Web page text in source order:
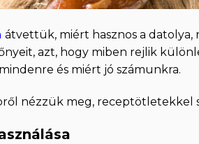
átvettük, miért hasznos a datolya,
azt, hogy miben rejlik
és miért jó számunkra.
nézzük meg, receptötletekkel